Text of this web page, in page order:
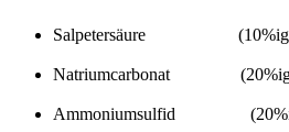
Salpetersäure (10%ige
Natriumcarbonat (20%ige
Ammoniumsulfid (20%ige